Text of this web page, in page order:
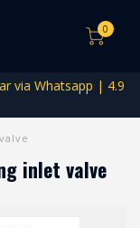
0
via Whatsapp | 4.9
inlet valve